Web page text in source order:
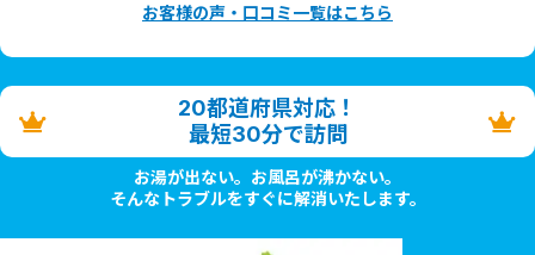
お客様の声・口コミ一覧はこちら
20都道府県対応！
最短30分で訪問
お湯が出ない。お風呂が沸かない。
そんなトラブルをすぐに解消いたします。